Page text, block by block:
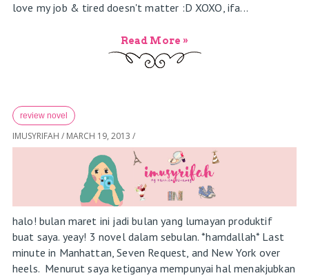
love my job & tired doesn't matter :D XOXO, ifa...
Read More »
review novel
IMUSYRIFAH / MARCH 19, 2013 /
halo! bulan maret ini jadi bulan yang lumayan produktif
buat saya. yeay! 3 novel dalam sebulan. *hamdallah* Last
minute in Manhattan, Seven Request, and New York over
heels. Menurut saya ketiganya mempunyai hal menakjubkan